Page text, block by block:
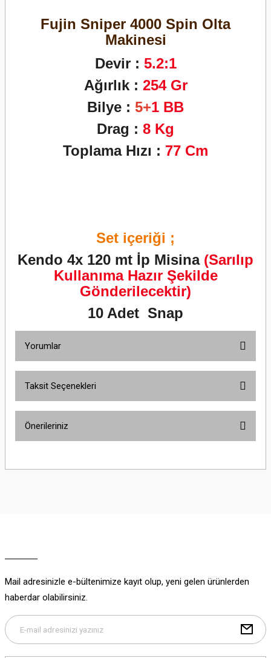
Fujin Sniper 4000 Spin Olta
Makinesi
Devir : 5.2:1
Ağırlık : 254 Gr
Bilye : 5+1 BB
Drag : 8 Kg
Toplama Hızı : 77 Cm
Set içeriği ;
Kendo 4x 120 mt İp Misina (Sarılıp
Kullanıma Hazır Şekilde
Gönderilecektir)
10 Adet Snap
Yorumlar
Taksit Seçenekleri
Önerileriniz
yetersiz gördüğünüz noktaları öneri formunu kullanarak tarafımıza
Bu ürüne benzer farklı alternatifler olmalı.
Mail adresinizle e-bültenimize kayıt olup, yeni gelen ürünlerden
haberdar olabilirsiniz.